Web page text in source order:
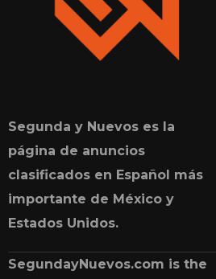
Segunda y Nuevos es la
página de anuncios
clasificados en Español más
importante de México y
Estados Unidos.
SegundayNuevos.com is the